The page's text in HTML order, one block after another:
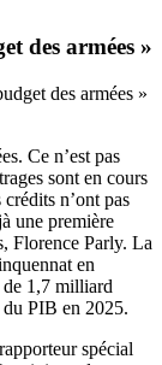
des armées »
des armées »
Ce n’est pas
sont en cours
n’ont pas
une première
Florence Parly. La
en
de 1,7 milliard
du PIB en 2025.
spécial